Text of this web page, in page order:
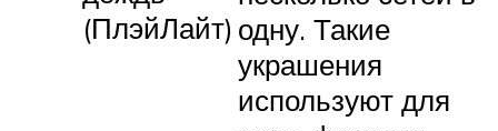
(ПлэйЛайт) одну. Такие
украшения
используют для